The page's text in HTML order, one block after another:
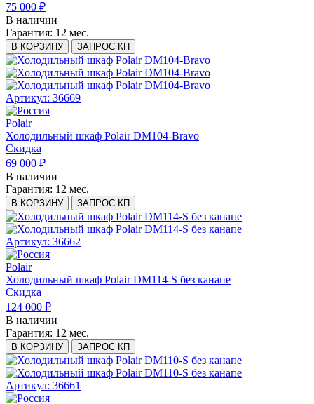
75 000 ₽
В наличии
Гарантия: 12 мес.
В КОРЗИНУ ЗАПРОС КП
Артикул: 36669
Polair
Холодильный шкаф Polair DM104-Bravo
Скидка
69 000 ₽
В наличии
Гарантия: 12 мес.
В КОРЗИНУ ЗАПРОС КП
Артикул: 36662
Polair
Холодильный шкаф Polair DM114-S без канапе
Скидка
124 000 ₽
В наличии
Гарантия: 12 мес.
В КОРЗИНУ ЗАПРОС КП
Артикул: 36661